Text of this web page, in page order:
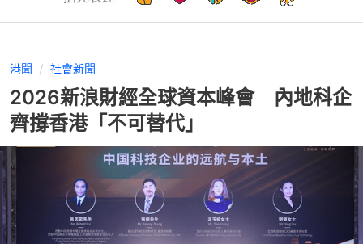
港聞 社會新聞
2026新浪財經全球資本峰會 內地科企
齊撐香港「不可替代」